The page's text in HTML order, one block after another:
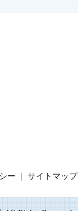
ー サイトマップ